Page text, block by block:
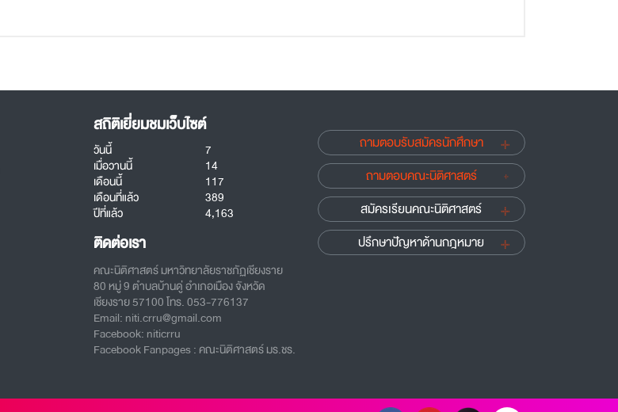
สถิติเยี่ยมชมเว็บไซต์
วันนี้
7
เมื่อวานนี้
14
เดือนนี้
117
เดือนที่แล้ว
389
ปีที่แล้ว
4,163
ติดต่อเรา
คณะนิติศาสตร์ มหาวิทยาลัยราชภัฏเชียงราย
80 หมู่ 9 ตำบลบ้านดู่ อำเภอเมือง จังหวัด
เชียงราย 57100 โทร. 053-776137
Email: niti.crru@gmail.com
Facebook: niticrru
Facebook Fanpages : คณะนิติศาสตร์ มร.ชร.
ถามตอบรับสมัครนักศึกษา
ถามตอบคณะนิติศาสตร์
สมัครเรียนคณะนิติศาสตร์
ปรึกษาปัญหาด้านกฎหมาย